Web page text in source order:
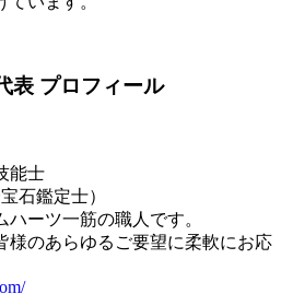
表 プロフィール
能士
石鑑定士）
ーツ一筋の職人です。
様のあらゆるご要望に柔軟にお応